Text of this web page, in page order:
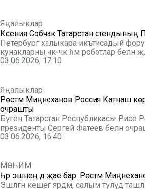
Яңалыклар
Ксения Собчак Татарстан стендының
Петербург халыкара икътисадый
кунакларны чәк-чәк һәм роботлар белән
03.06.2026, 17:10
Яңалыклар
Рөстәм Миңнеханов Россия Катнаш
очрашты
Бүген Татарстан Республикасы
президенты Сергей Фатеев белән
03.06.2026, 16:40
МӨҺИМ
Һәр эшнең дә җае бар. Рөстәм
Эшләгән кешегә ярдәм, салым түләүдә